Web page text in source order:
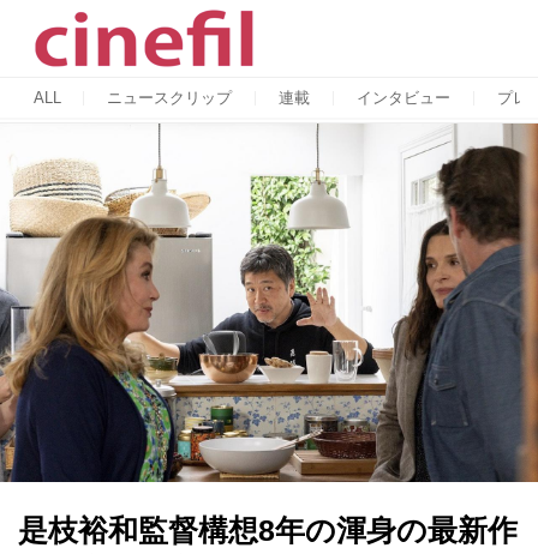
ALL ニュースクリップ 連載 インタビュー プレ
是枝裕和監督構想8年の渾身の最新作